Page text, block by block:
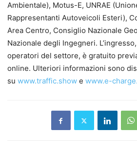
Ambientale), Motus-E, UNRAE
Rappresentanti Autoveicoli Esteri),
Area Centro, Consiglio Nazionale
Nazionale degli Ingegneri.
operatori del settore, è gratuito
online. Ulteriori informazioni sono
su www.traffic.show e www.e-